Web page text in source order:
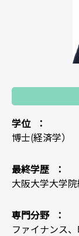
学位
博士(経済学）
最終学歴
大阪大学大学
専門分野
ファイナンス